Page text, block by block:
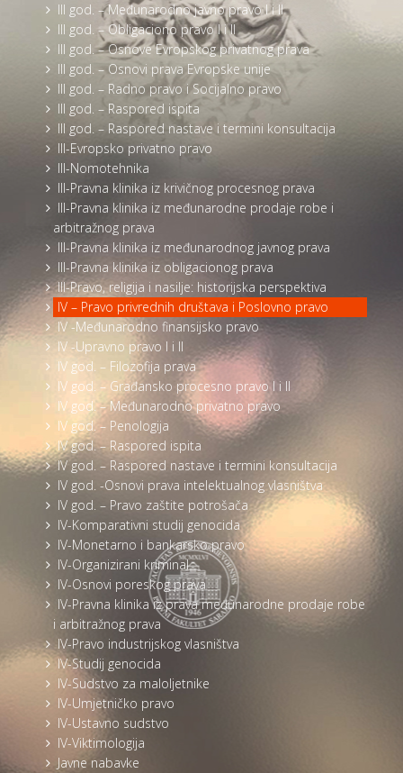
III god. – Međunarodno javno pravo I i II
III god. – Obligaciono pravo I i II
III god. – Osnove Evropskog privatnog prava
III god. – Osnovi prava Evropske unije
III god. – Radno pravo i Socijalno pravo
III god. – Raspored ispita
III god. – Raspored nastave i termini konsultacija
III-Evropsko privatno pravo
III-Nomotehnika
III-Pravna klinika iz krivičnog procesnog prava
III-Pravna klinika iz međunarodne prodaje robe i
arbitražnog prava
III-Pravna klinika iz međunarodnog javnog prava
III-Pravna klinika iz obligacionog prava
III-Pravo, religija i nasilje: historijska perspektiva
IV – Pravo privrednih društava i Poslovno pravo
IV -Međunarodno finansijsko pravo
IV -Upravno pravo I i II
IV god. – Filozofija prava
IV god. – Građansko procesno pravo I i II
IV god. – Međunarodno privatno pravo
IV god. – Penologija
IV god. – Raspored ispita
IV god. – Raspored nastave i termini konsultacija
IV god. -Osnovi prava intelektualnog vlasništva
IV god. – Pravo zaštite potrošača
IV-Komparativni studij genocida
IV-Monetarno i bankarsko pravo
IV-Organizirani kriminal
IV-Osnovi poreskog prava
IV-Pravna klinika iz prava međunarodne prodaje robe
i arbitražnog prava
IV-Pravo industrijskog vlasništva
IV-Studij genocida
IV-Sudstvo za maloljetnike
IV-Umjetničko pravo
IV-Ustavno sudstvo
IV-Viktimologija
Javne nabavke